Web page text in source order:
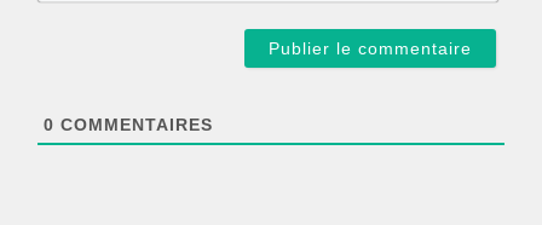
0 COMMENTAIRES